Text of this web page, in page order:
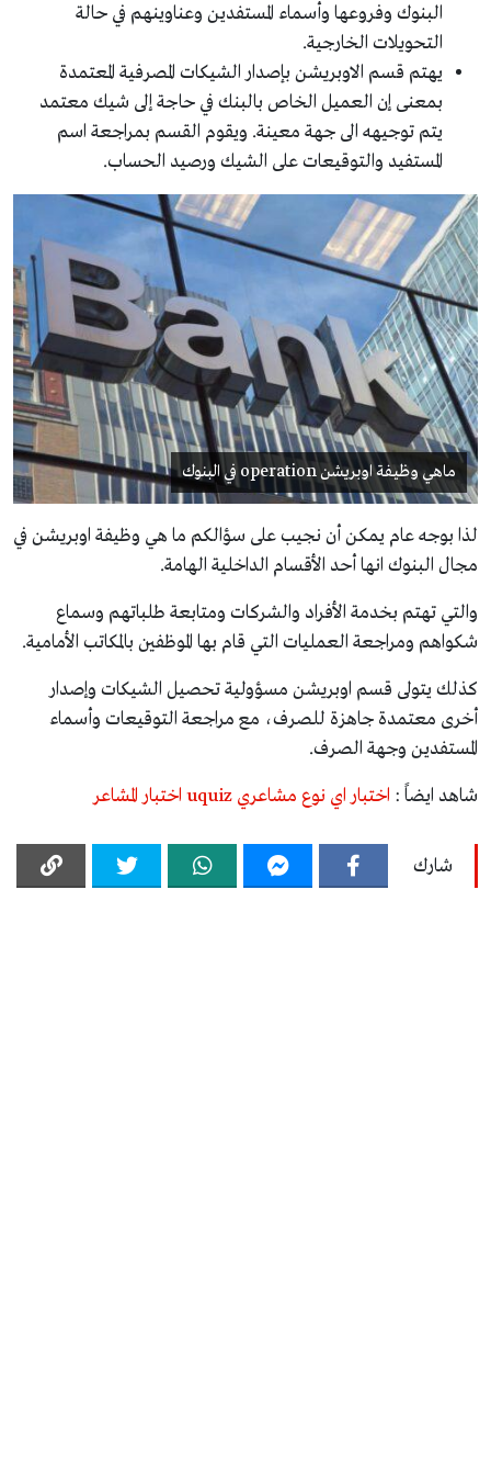
البنوك وفروعها وأسماء المستفدين وعناوينهم في حالة
التحويلات الخارجية.
يهتم قسم الاوبريشن بإصدار الشيكات المصرفية المعتمدة
بمعنى إن العميل الخاص بالبنك في حاجة إلى شيك معتمد
يتم توجيهه الى جهة معينة. ويقوم القسم بمراجعة اسم
المستفيد والتوقيعات على الشيك ورصيد الحساب.
ماهي وظيفة اوبريشن operation في البنوك
لذا بوجه عام يمكن أن نجيب على سؤالكم ما هي وظيفة اوبريشن في
مجال البنوك انها أحد الأقسام الداخلية الهامة.
والتي تهتم بخدمة الأفراد والشركات ومتابعة طلباتهم وسماع
شكواهم ومراجعة العمليات التي قام بها الموظفين بالمكاتب الأمامية.
كذلك يتولى قسم اوبريشن مسؤولية تحصيل الشيكات وإصدار
أخرى معتمدة جاهزة للصرف، مع مراجعة التوقيعات وأسماء
المستفدين وجهة الصرف.
شاهد ايضاً : اختبار اي نوع مشاعري uquiz اختبار المشاعر
شارك